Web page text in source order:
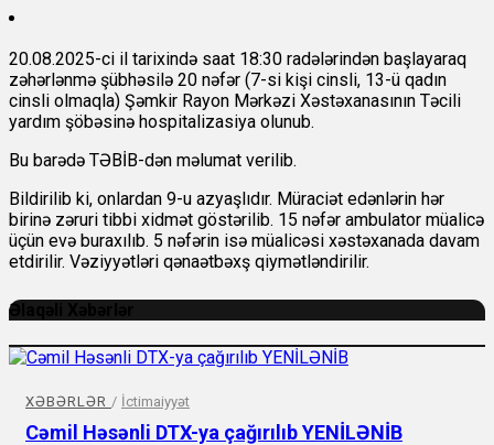
20.08.2025-ci il tarixində saat 18:30 radələrindən başlayaraq
zəhərlənmə şübhəsilə 20 nəfər (7-si kişi cinsli, 13-ü qadın
cinsli olmaqla) Şəmkir Rayon Mərkəzi Xəstəxanasının Təcili
yardım şöbəsinə hospitalizasiya olunub.
Bu barədə TƏBİB-dən məlumat verilib.
Bildirilib ki, onlardan 9-u azyaşlıdır. Müraciət edənlərin hər
birinə zəruri tibbi xidmət göstərilib. 15 nəfər ambulator müalicə
üçün evə buraxılıb. 5 nəfərin isə müalicəsi xəstəxanada davam
etdirilir. Vəziyyətləri qənaətbəxş qiymətləndirilir.
Əlaqəli Xəbərlər
XƏBƏRLƏR / İctimaiyyət
Cəmil Həsənli DTX-ya çağırılıb YENİLƏNİB